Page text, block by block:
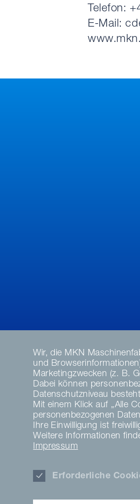
Telefon:
E-Mail:
Wir, die MKN
und
Marketingzwecken (z. B.
Dabei können
Datenschutzniveau
Mit einem Klick auf „Alle
personenbezogenen
Ihre Einwilligung ist
Weitere Informationen
Impressum
Erforderliche